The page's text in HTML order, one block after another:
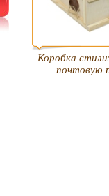
Коробка
почтовую